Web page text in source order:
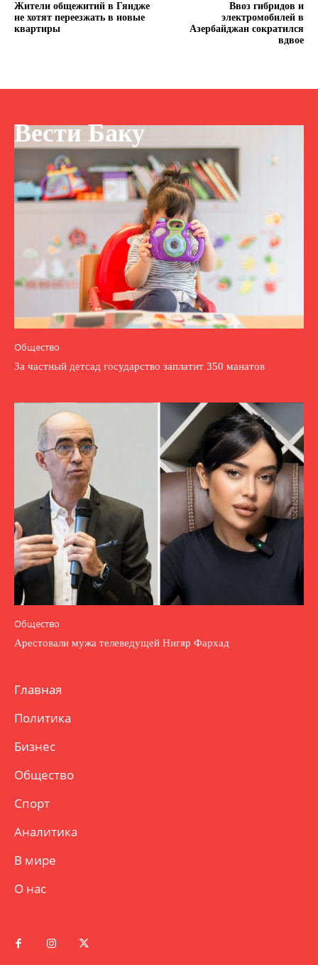
Жители общежитий в Гяндже
не хотят переезжать в новые
квартиры
Ввоз гибридов и
электромобилей в
Азербайджан сократился
вдвое
Вести Баку
Общество
За частный детсад государство заплатит 350 манатов
Общество
Арестовали мужа телеведущей Нигяр Фархад
Главная
Политика
Бизнес
Общество
Спорт
Аналитика
В мире
О нас